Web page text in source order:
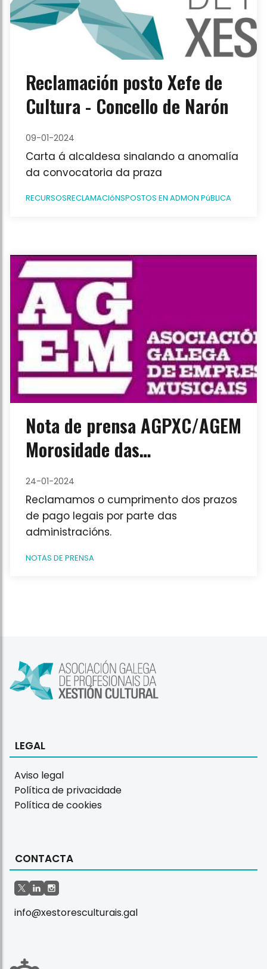
Reclamación posto Xefe de
Cultura - Concello de Narón
09-01-2024
Carta á alcaldesa sinalando a anomalía
da convocatoria da praza
RECURSOSRECLAMACIóNSPOSTOS EN ADMON PúBLICA
Nota de prensa AGPXC/AGEM
Morosidade das
administracións públicas
24-01-2024
Reclamamos o cumprimento dos prazos
de pago legais por parte das
administracións.
NOTAS DE PRENSA
LEGAL
Aviso legal
Política de privacidade
Política de cookies
CONTACTA
info@xestoresculturais.gal